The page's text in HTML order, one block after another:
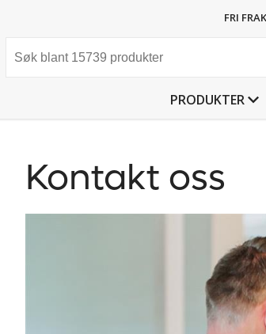
FRI
PRODUKTER
Kontakt oss